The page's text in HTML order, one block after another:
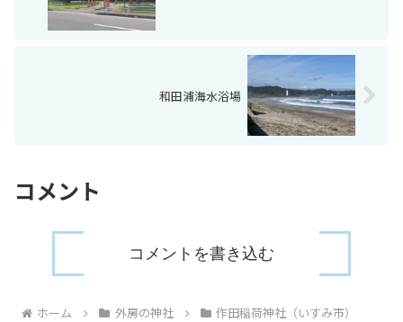
和田浦海水浴場
コメント
コメントを書き込む
ホーム 外房の神社 作田稲荷神社（いすみ市）